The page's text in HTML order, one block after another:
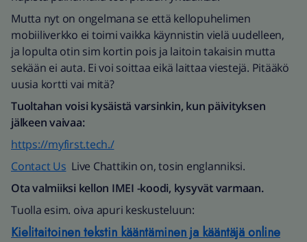
Mutta nyt on ongelmana se että kellopuhelimen
mobiiliverkko ei toimi vaikka käynnistin vielä uudelleen,
ja lopulta otin sim kortin pois ja laitoin takaisin mutta
sekään ei auta. Ei voi soittaa eikä laittaa viestejä. Pitääkö
uusia kortti vai mitä?
Tuoltahan voisi kysäistä varsinkin, kun päivityksen
jälkeen vaivaa:
https://myfirst.tech./
Contact Us Live Chattikin on, tosin englanniksi.
Ota valmiiksi kellon IMEI -koodi, kysyvät varmaan.
Tuolla esim. oiva apuri keskusteluun:
Kielitaitoinen tekstin kääntäminen ja kääntäjä online